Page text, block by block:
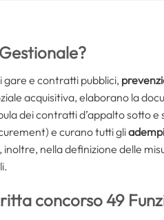
gare e contratti pubblici,
acquisitiva, elaborano la
dei contratti d’appalto sotto
e curano tutti gli
nella definizione delle
concorso 49